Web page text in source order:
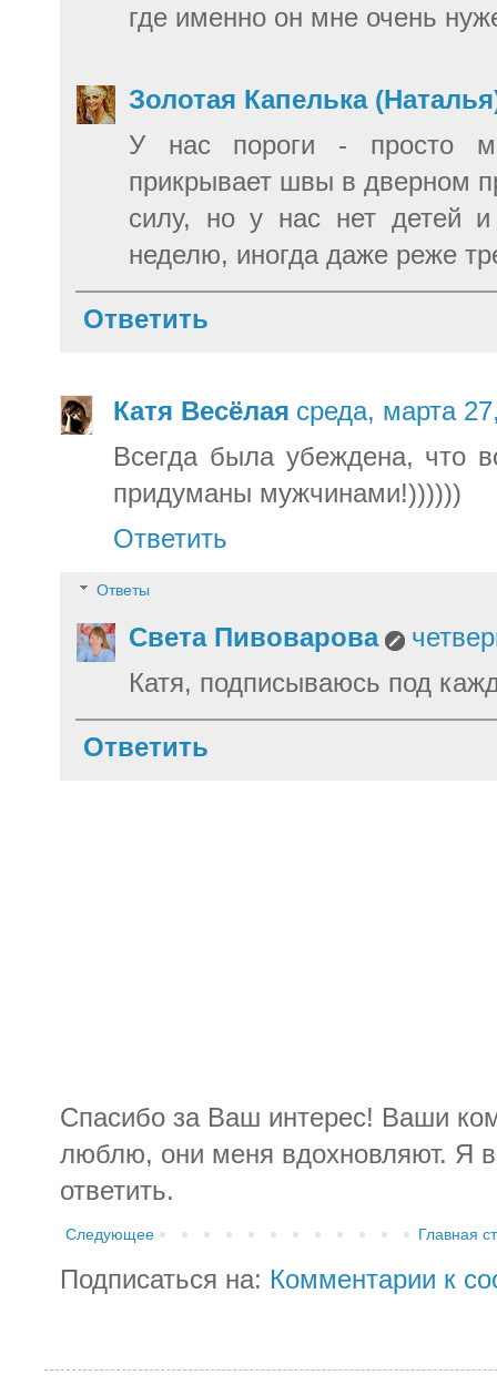
где именно он мне очень
Золотая Капелька
У нас пороги - просто
прикрывает швы в дверном
силу, но у нас нет детей
неделю, иногда даже реже
Ответить
Катя Весёлая среда, марта
Всегда была убеждена, что
придуманы мужчинами!))))))
Ответить
Ответы
Света Пивоварова
Катя, подписываюсь под
Ответить
Спасибо за Ваш интерес! Ваши
люблю, они меня вдохновляют. Я
ответить.
Следующее Главная
Подписаться на: Комментарии к